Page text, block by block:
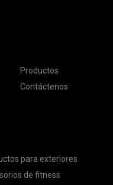
Productos
Contáctenos
para exteriores
de fitness